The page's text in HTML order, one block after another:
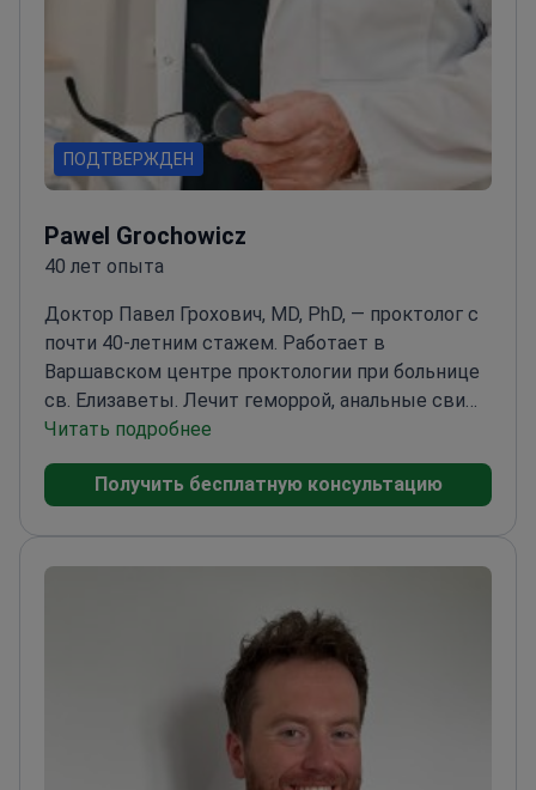
ПОДТВЕРЖДЕН
Pawel Grochowicz
40 лет опыта
Доктор Павел Грохович, MD, PhD, — проктолог с
почти 40‑летним стажем. Работает в
Варшавском центре проктологии при больнице
св. Елизаветы. Лечит геморрой, анальные свищи
и абсцессы, анальные трещины, недержание
кала и пилонидальные кисты. Также выполняет
колоноскопию и полипэктомию толстой кишки.
проктологии больницы «Солец» — референсном
центре и единственном в своем роде в Польше.
проктологии при больнице св. Елизаветы, где
разрабатывает и внедряет новые методы, а
также ведет диагностическую,
реабилитационную, научную и
преподавательскую работу. Центр является
штаб-квартирой Польского клуба
Читать подробнее
Получить бесплатную консультацию